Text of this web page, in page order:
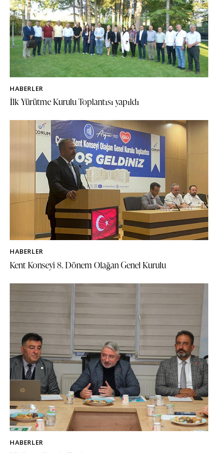
HABERLER
İlk Yürütme Kurulu Toplantısı yapıldı
HABERLER
Kent Konseyi 8. Dönem Olağan Genel Kurulu
HABERLER